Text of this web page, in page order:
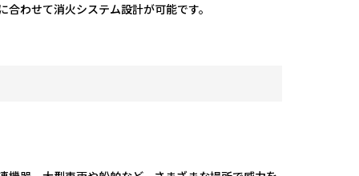
わせて消火システム設計が可能です。